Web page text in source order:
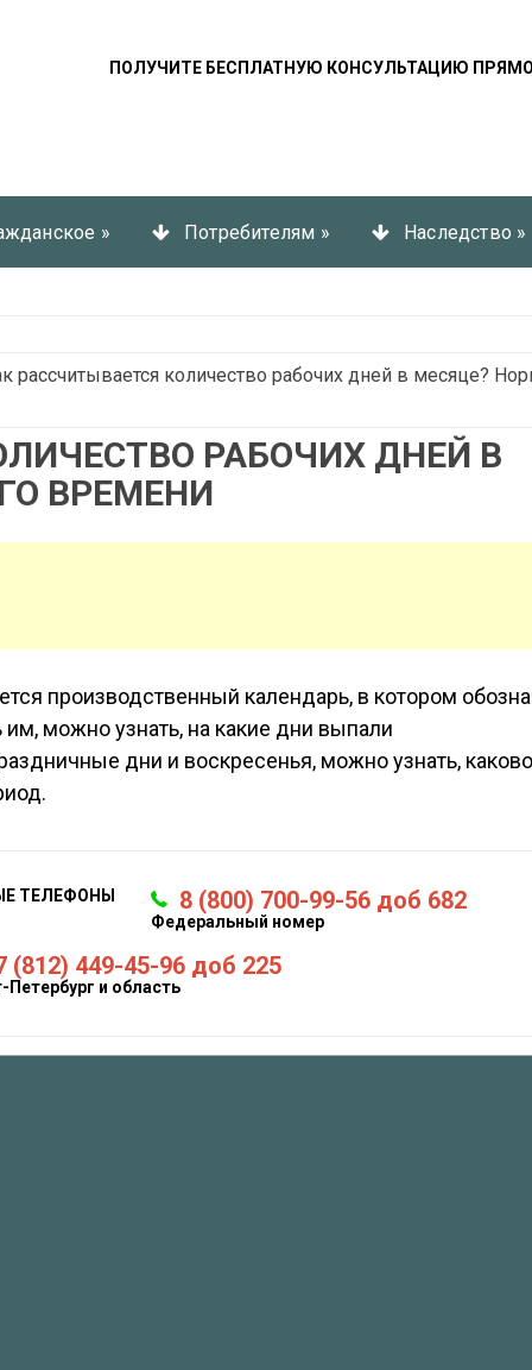
ПОЛУЧИТЕ БЕСПЛАТНУЮ КОНСУЛЬТАЦИЮ
» Потребителям » Наследство »
рассчитывается количество рабочих дней в месяце?
РАБОЧИХ ДНЕЙ В
ВРЕМЕНИ
производственный календарь, в котором
можно узнать, на какие дни выпали
дни и воскресенья, можно узнать, каково
ТЕЛЕФОНЫ 8 (800) 700-99-56 доб 682
Федеральный номер
(812) 449-45-96 доб 225
Петербург и область